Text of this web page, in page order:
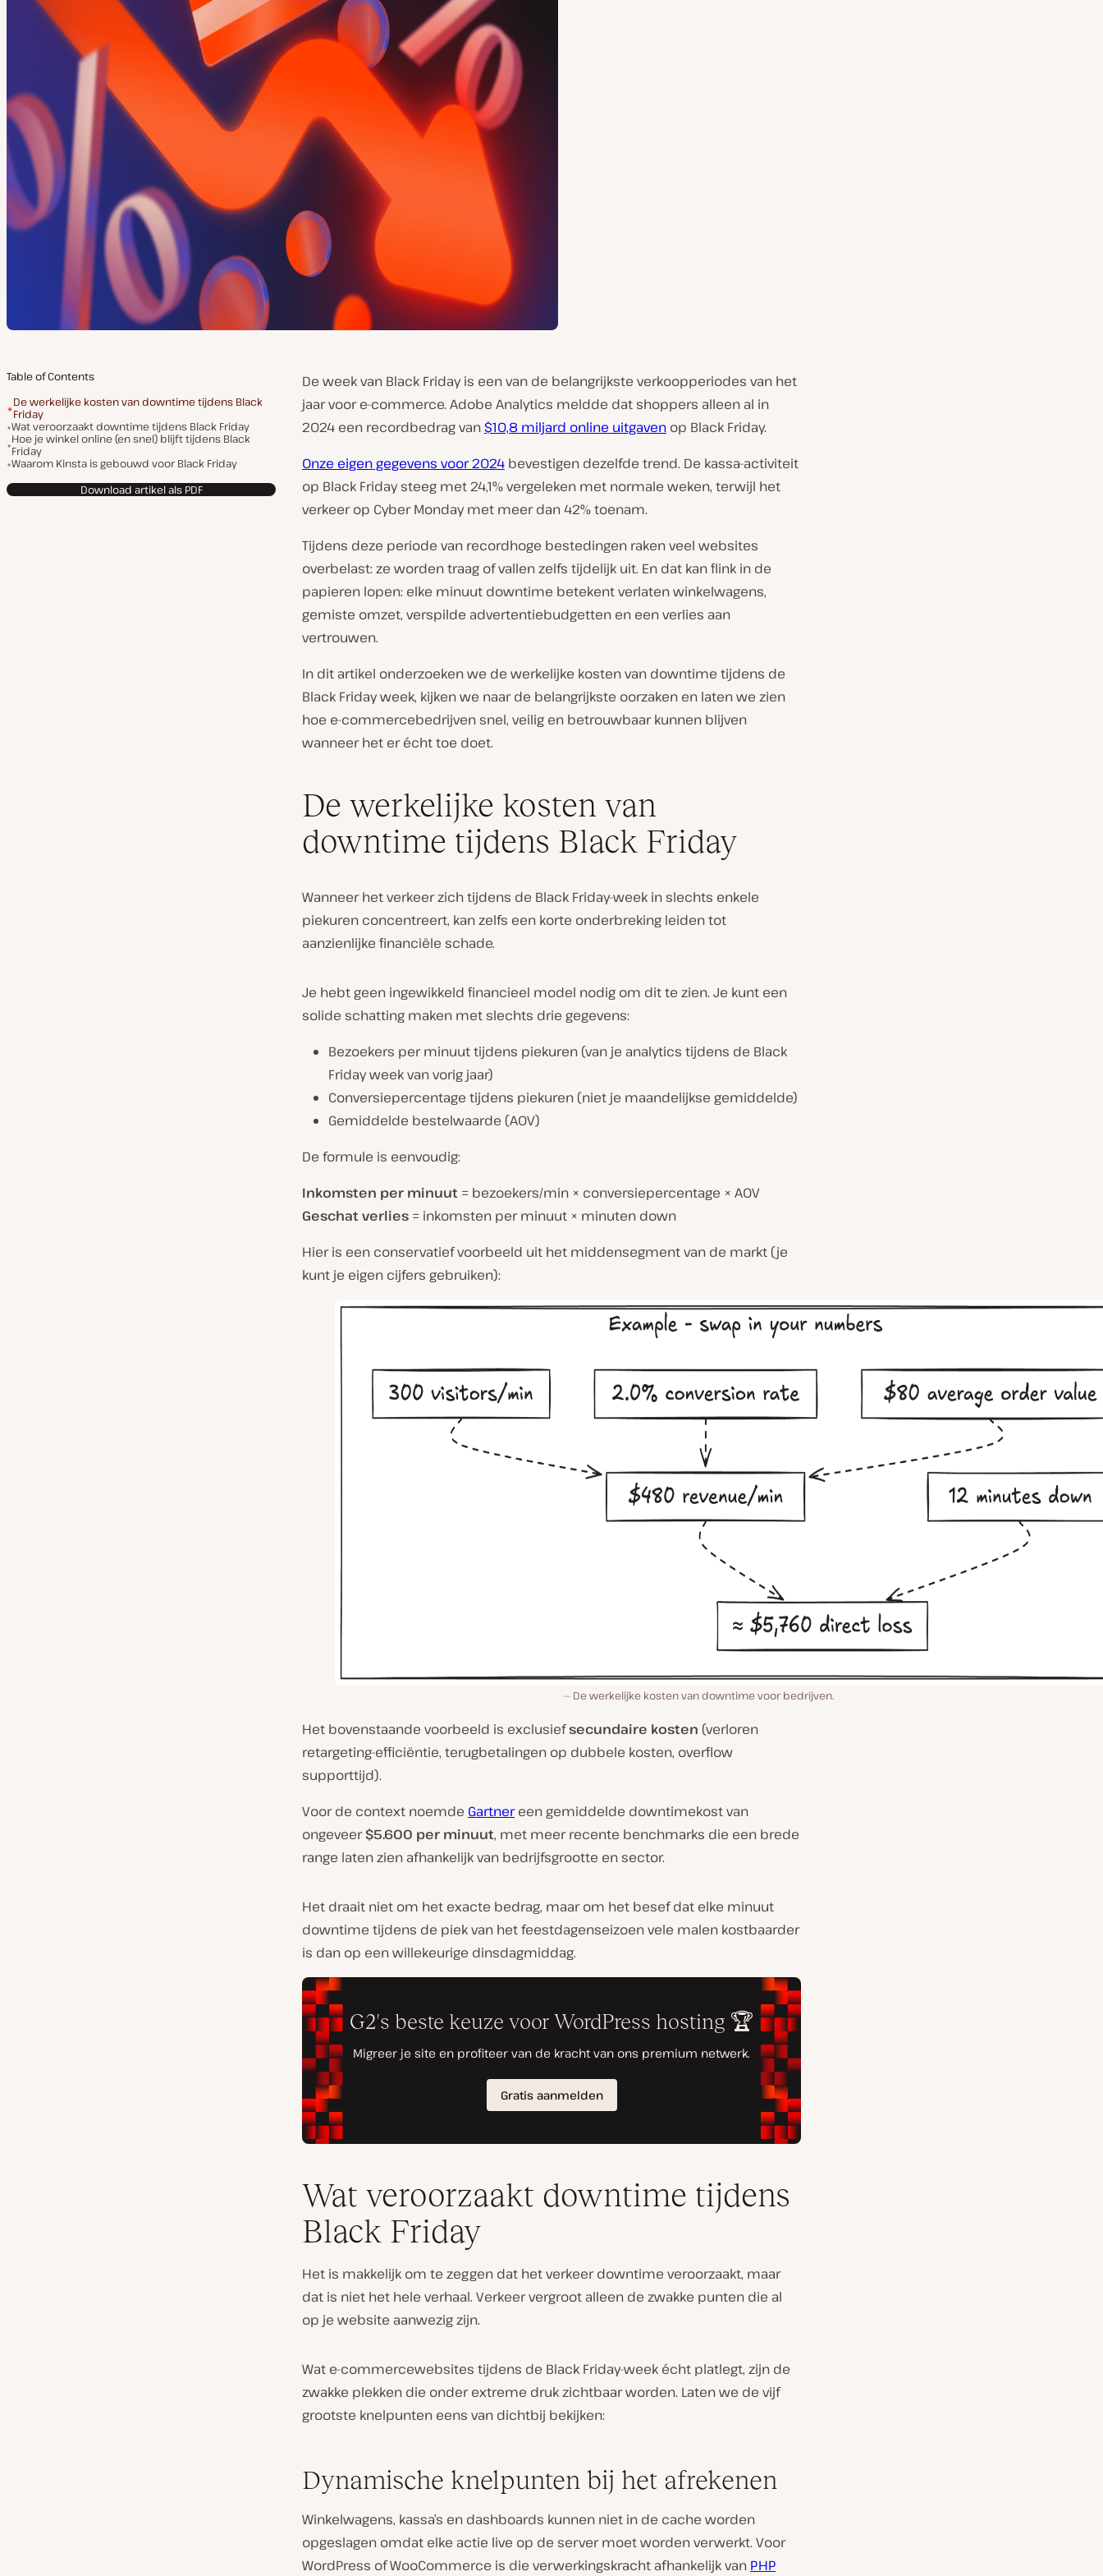
Table of Contents
De werkelijke kosten van downtime tijdens Black
Friday
Wat veroorzaakt downtime tijdens Black Friday
Hoe je winkel online (en snel) blijft tijdens Black
Friday
Waarom Kinsta is gebouwd voor Black Friday
Download artikel als PDF
De week van Black Friday is een van de belangrijkste verkoopperiodes van het
jaar voor e-commerce. Adobe Analytics meldde dat shoppers alleen al in
2024 een recordbedrag van $10,8 miljard online uitgaven op Black Friday.
Onze eigen gegevens voor 2024 bevestigen dezelfde trend. De kassa-activiteit
op Black Friday steeg met 24,1% vergeleken met normale weken, terwijl het
verkeer op Cyber Monday met meer dan 42% toenam.
Tijdens deze periode van recordhoge bestedingen raken veel websites
overbelast: ze worden traag of vallen zelfs tijdelijk uit. En dat kan flink in de
papieren lopen: elke minuut downtime betekent verlaten winkelwagens,
gemiste omzet, verspilde advertentiebudgetten en een verlies aan
vertrouwen.
In dit artikel onderzoeken we de werkelijke kosten van downtime tijdens de
Black Friday week, kijken we naar de belangrijkste oorzaken en laten we zien
hoe e-commercebedrijven snel, veilig en betrouwbaar kunnen blijven
wanneer het er écht toe doet.
De werkelijke kosten van
downtime tijdens Black Friday
Wanneer het verkeer zich tijdens de Black Friday-week in slechts enkele
piekuren concentreert, kan zelfs een korte onderbreking leiden tot
aanzienlijke financiële schade.
Je hebt geen ingewikkeld financieel model nodig om dit te zien. Je kunt een
solide schatting maken met slechts drie gegevens:
Bezoekers per minuut tijdens piekuren (van je analytics tijdens de Black
Friday week van vorig jaar)
Conversiepercentage tijdens piekuren (niet je maandelijkse gemiddelde)
Gemiddelde bestelwaarde (AOV)
De formule is eenvoudig:
Inkomsten per minuut = bezoekers/min × conversiepercentage × AOV
Geschat verlies = inkomsten per minuut × minuten down
Hier is een conservatief voorbeeld uit het middensegment van de markt (je
kunt je eigen cijfers gebruiken):
De werkelijke kosten van downtime voor bedrijven.
Het bovenstaande voorbeeld is exclusiefsecundaire kosten (verloren
retargeting-efficiëntie, terugbetalingen op dubbele kosten, overflow
supporttijd).
Voor de context noemde Gartnereen gemiddelde downtimekost van
ongeveer$5.600 per minuut, met meer recente benchmarks die een brede
range laten zien afhankelijk van bedrijfsgrootte en sector.
Het draait niet om het exacte bedrag, maar om het besef dat elke minuut
downtime tijdens de piek van het feestdagenseizoen vele malen kostbaarder
is dan op een willekeurige dinsdagmiddag.
Wat veroorzaakt downtime tijdens
Black Friday
Het is makkelijk om te zeggen dat het verkeer downtime veroorzaakt, maar
dat is niet het hele verhaal. Verkeer vergroot alleen de zwakke punten die al
op je website aanwezig zijn.
Wat e-commercewebsites tijdens de Black Friday-week écht platlegt, zijn de
zwakke plekken die onder extreme druk zichtbaar worden. Laten we de vijf
grootste knelpunten eens van dichtbij bekijken:
Dynamische knelpunten bij het afrekenen
Winkelwagens, kassa’s en dashboards kunnen niet in de cache worden
opgeslagen omdat elke actie live op de server moet worden verwerkt. Voor
WordPress of WooCommerce is die verwerkingskracht afhankelijk van PHP